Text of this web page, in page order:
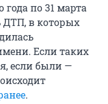
по 31 марта
в которых
Если таких
если были —
.